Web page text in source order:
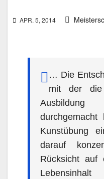
APR. 5, 2014
… Die
mit der
Kunstübung
darauf
Rücksicht auf